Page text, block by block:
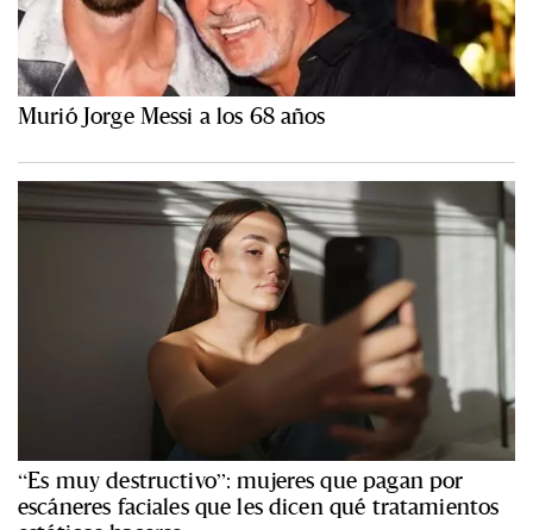
Murió Jorge Messi a los 68 años
“Es muy destructivo”: mujeres que pagan por
escáneres faciales que les dicen qué tratamientos